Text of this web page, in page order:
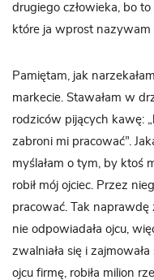
drugiego człowieka, bo
które ja wprost nazywam
Pamiętam, jak
markecie. Stawałam w
rodziców pijących kawę:
zabroni mi pracować”.
myślałam o tym, by ktoś
robił mój ojciec. Przez
pracować. Tak naprawdę
nie odpowiadała ojcu,
zwalniała się i
ojcu firmę, robiła milion